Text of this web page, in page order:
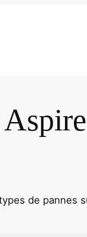
de pannes